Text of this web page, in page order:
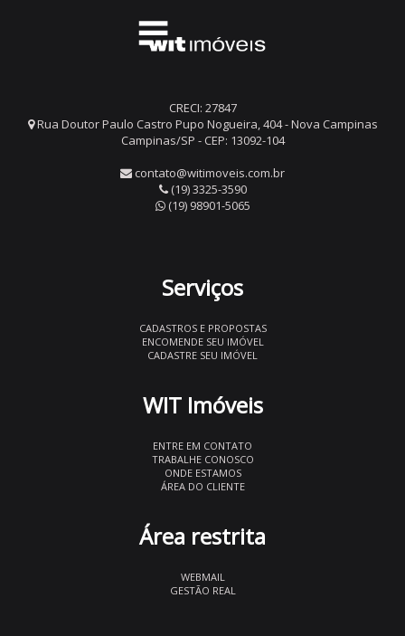
CRECI: 27847
Rua Doutor Paulo Castro Pupo Nogueira, 404 - Nova Campinas
Campinas/SP - CEP: 13092-104
contato@witimoveis.com.br
(19) 3325-3590
(19) 98901-5065
Serviços
CADASTROS E PROPOSTAS
ENCOMENDE SEU IMÓVEL
CADASTRE SEU IMÓVEL
WIT Imóveis
ENTRE EM CONTATO
TRABALHE CONOSCO
ONDE ESTAMOS
ÁREA DO CLIENTE
Área restrita
WEBMAIL
GESTÃO REAL